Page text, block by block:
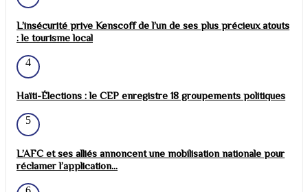
L’insécurité prive Kenscoff de l’un de ses plus précieux atouts
: le tourisme local
4
Haïti-Élections : le CEP enregistre 18 groupements politiques
5
L’AFC et ses alliés annoncent une mobilisation nationale pour
réclamer l’application...